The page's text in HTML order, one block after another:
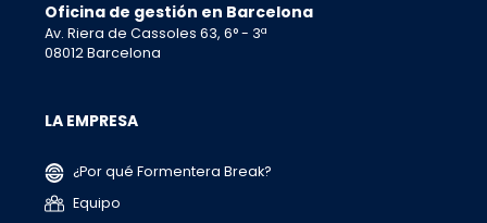
Oficina de gestión en Barcelona
Av. Riera de Cassoles 63, 6° - 3ª
08012 Barcelona
LA EMPRESA
¿Por qué Formentera Break?
Equipo